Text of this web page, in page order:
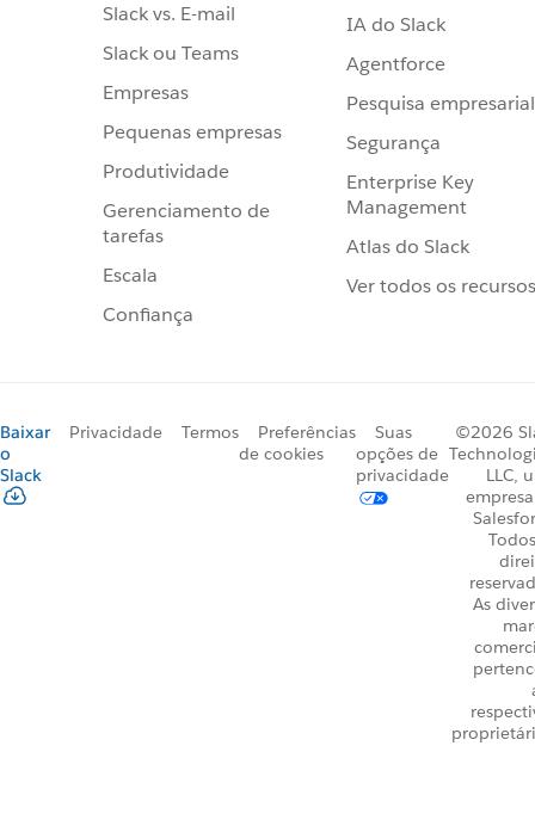
Slack vs. E-mail
Slack ou Teams
Empresas
Pequenas empresas
Produtividade
Gerenciamento de
tarefas
Escala
Confiança
IA do Slack
Agentforce
Pesquisa empresarial
Segurança
Enterprise Key
Management
Atlas do Slack
Ver todos os recursos
Baixar
o
Slack
Privacidade Termos
Preferências
de cookies
Suas
opções de
privacidade
©2026
LLC,
As